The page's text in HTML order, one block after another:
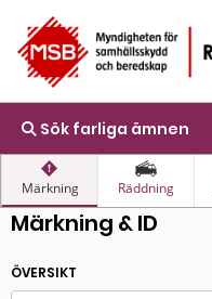
Sök farliga ämnen
Märkning Räddning
Märkning & ID
ÖVERSIKT